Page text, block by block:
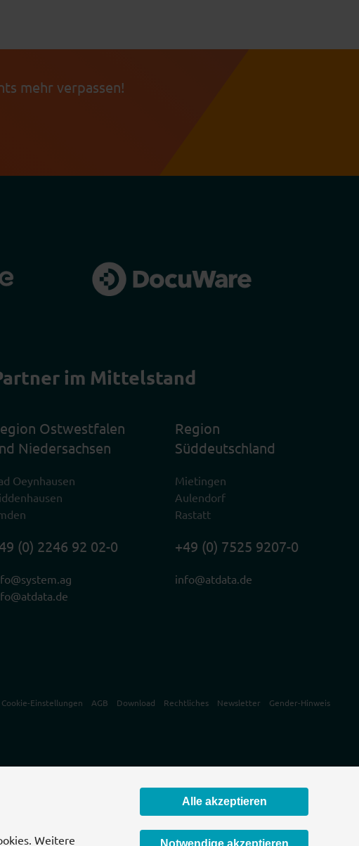
mehr verpassen!
im Mittelstand
Ostwestfalen
Niedersachsen
Oeynhausen
(0) 2246 92 02-0
Region
Süddeutschland
Mietingen
Aulendorf
Rastatt
+49 (0) 7525 9207-0
info@atdata.de
Cookie-Einstellungen AGB Download Rechtliches Newsletter Gender-Hinweis
Weitere
Alle akzeptieren
Notwendige akzeptieren